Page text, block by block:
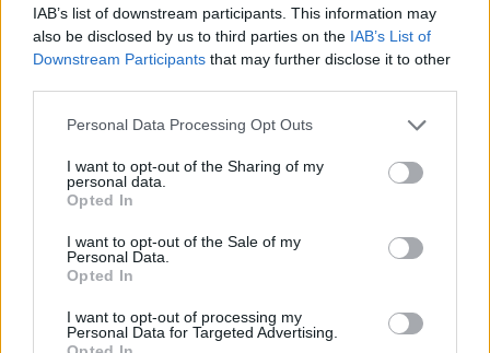
IAB’s list of downstream participants. This information may
also be disclosed by us to third parties on the IAB’s List of
Downstream Participants that may further disclose it to other
Personal Data Processing Opt Outs
I want to opt-out of the Sharing of my
personal data.
Opted In
I want to opt-out of the Sale of my
Personal Data.
Opted In
I want to opt-out of processing my
Personal Data for Targeted Advertising.
Esim for Global
Esim for USA Esim for Italy
for Turkey|Esim for Germany|Esim for Greece|